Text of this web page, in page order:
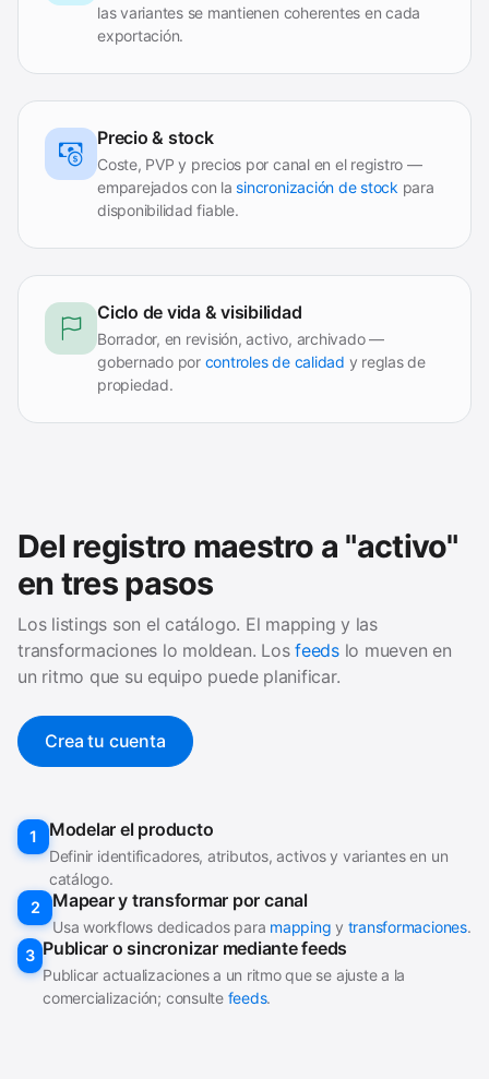
las variantes se mantienen coherentes en cada
exportación.
Precio & stock
Coste, PVP y precios por canal en el registro —
emparejados con lasincronización de stock para
disponibilidad fiable.
Ciclo de vida & visibilidad
Borrador, en revisión, activo, archivado —
gobernado por controles de calidad y reglas de
propiedad.
Del registro maestro a "activo"
en tres pasos
Los listings son el catálogo. El mapping y las
transformaciones lo moldean. Losfeedslo mueven en
un ritmo que su equipo puede planificar.
Crea tu cuenta
1 Modelar el producto
Definir identificadores, atributos, activos y variantes en un
catálogo.
2
Mapear y transformar por canal
Usa workflows dedicados para mapping y transformaciones.
3 Publicar o sincronizar mediante feeds
Publicar actualizaciones a un ritmo que se ajuste a la
comercialización; consulte feeds.